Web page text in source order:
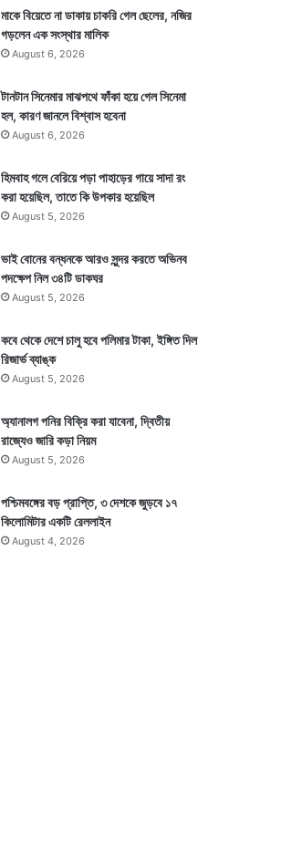
মাকে বিয়েতে না ডাকায় চাকরি গেল ছেলের, নজির
গড়লেন এক সংস্থার মালিক
August 6, 2026
টানটান সিনেমার মাঝপথে ফাঁকা হয়ে গেল সিনেমা
হল, কারণ জানলে বিশ্বাস হবেনা
August 6, 2026
হিমবাহ গলে বেরিয়ে পড়া পাহাড়ের গায়ে সাদা রং
করা হয়েছিল, তাতে কি উপকার হয়েছিল
August 5, 2026
ভাই বোনের বন্ধনকে আরও সুন্দর করতে অভিনব
পদক্ষেপ নিল ৩৪টি ডাকঘর
August 5, 2026
কবে থেকে দেশে চালু হবে পলিমার টাকা, ইঙ্গিত দিল
রিজার্ভ ব্যাঙ্ক
August 5, 2026
অ্যানালগ পনির বিক্রি করা যাবেনা, দ্বিতীয়
রাজ্যেও জারি কড়া নিয়ম
August 5, 2026
পশ্চিমবঙ্গের বড় প্রাপ্তি, ৩ দেশকে জুড়বে ১৭
কিলোমিটার একটি রেললাইন
August 4, 2026